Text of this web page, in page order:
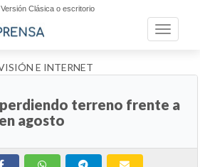
Clásica o escritorio
Toggle
E INTERNET
terreno frente a
agosto